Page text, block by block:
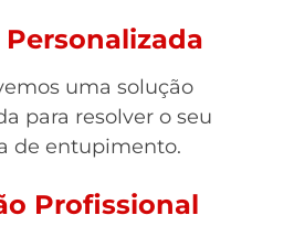
Personalizada
uma solução
para resolver o seu
de entupimento.
Profissional